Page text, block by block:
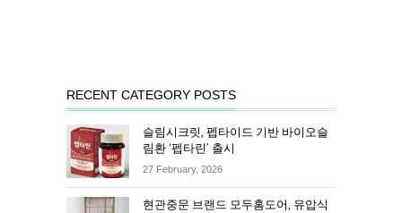
RECENT CATEGORY POSTS
슬림시크릿, 펩타이드 기반 바이오슬
림환 ‘펩타린’ 출시
27 February, 2026
현관중문 브랜드 모두홈도어, 유압식